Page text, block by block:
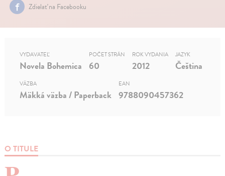
Zdielať na Facebooku
O TITULE
VYDAVATEĽ
Novela Bohemica
POČET STRÁN
60
ROK VYDANIA
2012
JAZYK
Čeština
VÄZBA
Mäkká väzba / Paperback
EAN
9788090457362